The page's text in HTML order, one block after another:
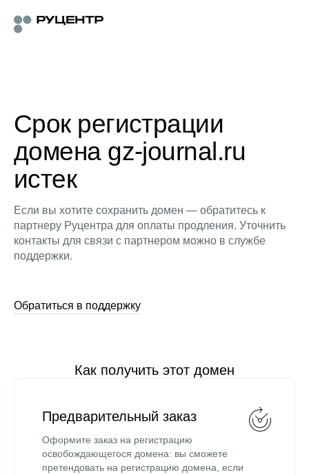
Срок регистрации
домена gz-journal.ru
истек
Если вы хотите сохранить домен — обратитесь к
партнеру Руцентра для оплаты продления. Уточнить
контакты для связи с партнером можно в службе
поддержки.
Обратиться в поддержку
Как получить этот домен
Предварительный заказ
Оформите заказ на регистрацию
освобождающегося домена: вы сможете
претендовать на регистрацию домена, если